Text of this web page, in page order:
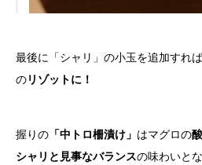
最後に「シャリ」の小玉を追加すれ
のリゾットに！
握りの 「中トロ柵漬け」 はマグロの
シャリと見事なバランスの味わいと